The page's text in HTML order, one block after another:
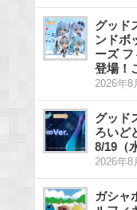
グッド
ンドボ
ーズ
登場！
2026年8
グッド
ろいど
8/19（
2026年8
ガシャ